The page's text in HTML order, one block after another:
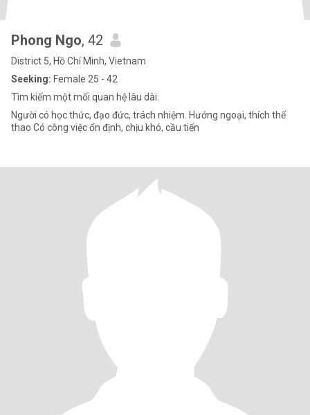
Phong Ngo, 42
District 5, Hồ Chí Minh, Vietnam
Seeking: Female 25 - 42
Tìm kiếm một mối quan hệ lâu dài.
Người có học thức, đạo đức, trách nhiệm. Hướng ngoại, thích thể
thao Có công việc ổn định, chịu khó, cầu tiến